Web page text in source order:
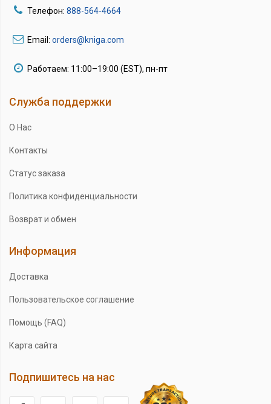
Телефон: 888-564-4664
Email: orders@kniga.com
Работаем: 11:00–19:00 (EST), пн-пт
Служба поддержки
О Нас
Контакты
Статус заказа
Политика конфиденциальности
Возврат и обмен
Информация
Доставка
Пользовательское соглашение
Помощь (FAQ)
Карта сайта
Подпишитесь на нас